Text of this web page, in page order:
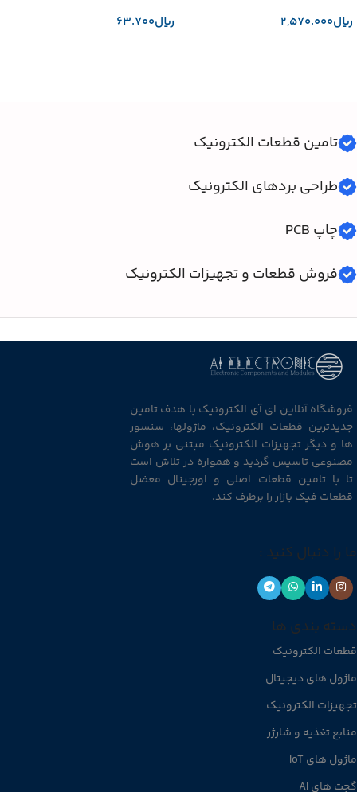
﷼
﷼
تامین قطعات الکترونیک
طراحی بردهای الکترونیک
چاپ PCB
فروش قطعات و تجهیزات الکترونیک
فروشگاه آنلاین ای آی الکترونیک با هدف تامین
جدیدترین قطعات الکترونیک، ماژولها، سنسور
ها و دیگر تجهیزات الکترونیک مبتنی بر هوش
مصنوعی تاسیس گردید و همواره در تلاش است
تا با تامین قطعات اصلی و اورجینال معضل
قطعات فیک بازار را برطرف کند.
ما را دنبال کنید :
دسته بندی ها
قطعات الکترونیک
ماژول های دیجیتال
تجهیزات الکترونیک
منابع تغذیه و شارژر
ماژول های IoT
گجت های AI